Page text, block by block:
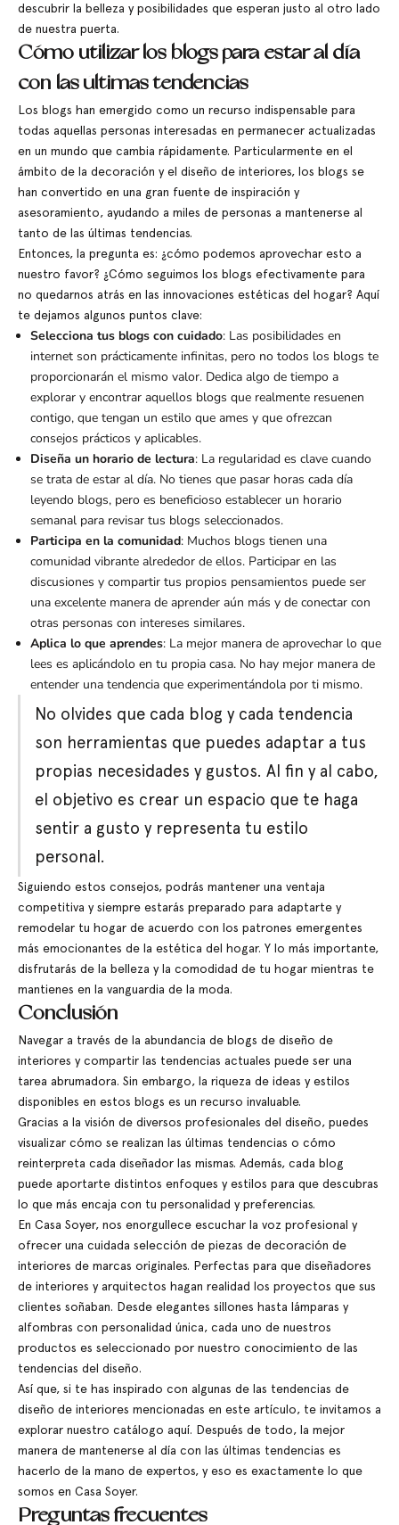
descubrir la belleza y posibilidades que esperan justo al otro lado
de nuestra puerta.
Cómo utilizar los blogs para estar al día
con las últimas tendencias
Los blogs han emergido como un recurso indispensable para
todas aquellas personas interesadas en permanecer actualizadas
en un mundo que cambia rápidamente. Particularmente en el
ámbito de la decoración y el diseño de interiores, los blogs se
han convertido en una gran fuente de inspiración y
asesoramiento, ayudando a miles de personas a mantenerse al
tanto de las últimas tendencias.
Entonces, la pregunta es: ¿cómo podemos aprovechar esto a
nuestro favor? ¿Cómo seguimos los blogs efectivamente para
no quedarnos atrás en las innovaciones estéticas del hogar? Aquí
te dejamos algunos puntos clave:
Selecciona tus blogs con cuidado: Las posibilidades en
internet son prácticamente infinitas, pero no todos los blogs te
proporcionarán el mismo valor. Dedica algo de tiempo a
explorar y encontrar aquellos blogs que realmente resuenen
contigo, que tengan un estilo que ames y que ofrezcan
consejos prácticos y aplicables.
Diseña un horario de lectura: La regularidad es clave cuando
se trata de estar al día. No tienes que pasar horas cada día
leyendo blogs, pero es beneficioso establecer un horario
semanal para revisar tus blogs seleccionados.
Participa en la comunidad: Muchos blogs tienen una
comunidad vibrante alrededor de ellos. Participar en las
discusiones y compartir tus propios pensamientos puede ser
una excelente manera de aprender aún más y de conectar con
otras personas con intereses similares.
Aplica lo que aprendes: La mejor manera de aprovechar lo que
lees es aplicándolo en tu propia casa. No hay mejor manera de
entender una tendencia que experimentándola por ti mismo.
No olvides que cada blog y cada tendencia
son herramientas que puedes adaptar a tus
propias necesidades y gustos. Al fin y al cabo,
el objetivo es crear un espacio que te haga
sentir a gusto y representa tu estilo
personal.
Siguiendo estos consejos, podrás mantener una ventaja
competitiva y siempre estarás preparado para adaptarte y
remodelar tu hogar de acuerdo con los patrones emergentes
más emocionantes de la estética del hogar. Y lo más importante,
disfrutarás de la belleza y la comodidad de tu hogar mientras te
mantienes en la vanguardia de la moda.
Conclusión
Navegar a través de la abundancia de blogs de diseño de
interiores y compartir las tendencias actuales puede ser una
tarea abrumadora. Sin embargo, la riqueza de ideas y estilos
disponibles en estos blogs es un recurso invaluable.
Gracias a la visión de diversos profesionales del diseño, puedes
visualizar cómo se realizan las últimas tendencias o cómo
reinterpreta cada diseñador las mismas. Además, cada blog
puede aportarte distintos enfoques y estilos para que descubras
lo que más encaja con tu personalidad y preferencias.
En Casa Soyer, nos enorgullece escuchar la voz profesional y
ofrecer una cuidada selección de piezas de decoración de
interiores de marcas originales. Perfectas para que diseñadores
de interiores y arquitectos hagan realidad los proyectos que sus
clientes soñaban. Desde elegantes sillones hasta lámparas y
alfombras con personalidad única, cada uno de nuestros
productos es seleccionado por nuestro conocimiento de las
tendencias del diseño.
Así que, si te has inspirado con algunas de las tendencias de
diseño de interiores mencionadas en este artículo, te invitamos a
explorar nuestro catálogo aquí. Después de todo, la mejor
manera de mantenerse al día con las últimas tendencias es
hacerlo de la mano de expertos, y eso es exactamente lo que
somos en Casa Soyer.
Preguntas frecuentes